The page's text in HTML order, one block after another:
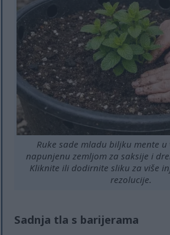
Ruke sade mladu biljku mente
napunjenu zemljom za saksije i
Kliknite ili dodirnite sliku za više
rezolucije.
Sadnja tla s barijerama